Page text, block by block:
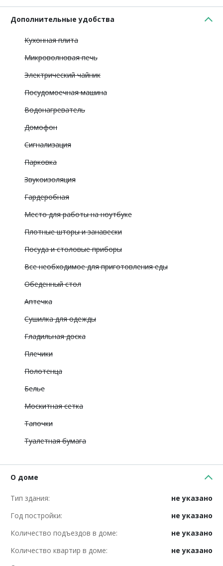
Дополнительные удобства
Кухонная плита
Микроволновая печь
Электрический чайник
Посудомоечная машина
Водонагреватель
Домофон
Сигнализация
Парковка
Звукоизоляция
Гардеробная
Место для работы на ноутбуке
Плотные шторы и занавески
Посуда и столовые приборы
Все необходимое для приготовления еды
Обеденный стол
Аптечка
Сушилка для одежды
Гладильная доска
Плечики
Полотенца
Белье
Москитная сетка
Тапочки
Туалетная бумага
О доме
Тип здания:
не указано
Год постройки:
не указано
Количество подъездов в доме:
не указано
Количество квартир в доме:
не указано